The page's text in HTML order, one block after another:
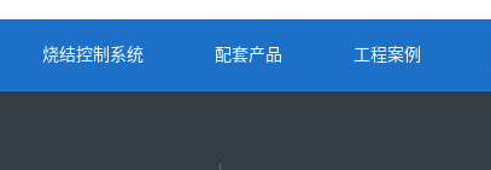
烧结控制系统 配套产品 工程案例